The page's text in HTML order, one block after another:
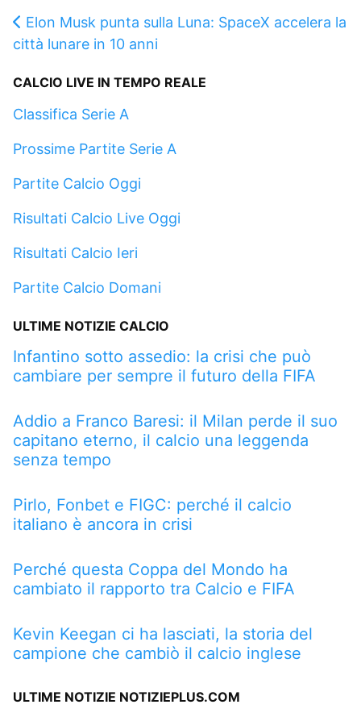
Elon Musk punta sulla Luna: SpaceX accelera la
città lunare in 10 anni
CALCIO LIVE IN TEMPO REALE
Classifica Serie A
Prossime Partite Serie A
Partite Calcio Oggi
Risultati Calcio Live Oggi
Risultati Calcio Ieri
Partite Calcio Domani
ULTIME NOTIZIE CALCIO
Infantino sotto assedio: la crisi che può
cambiare per sempre il futuro della FIFA
Addio a Franco Baresi: il Milan perde il suo
capitano eterno, il calcio una leggenda
senza tempo
Pirlo, Fonbet e FIGC: perché il calcio
italiano è ancora in crisi
Perché questa Coppa del Mondo ha
cambiato il rapporto tra Calcio e FIFA
Kevin Keegan ci ha lasciati, la storia del
campione che cambiò il calcio inglese
ULTIME NOTIZIE NOTIZIEPLUS.COM